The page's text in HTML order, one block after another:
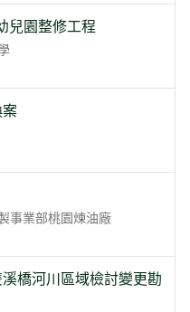
兒園整修工程
事業部桃園煉油廠
橋河川區域檢討變更勘